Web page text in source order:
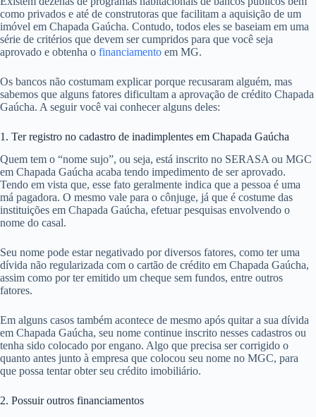
como privados e até de construtoras que facilitam a aquisição de um
imóvel em Chapada Gaúcha. Contudo, todos eles se baseiam em uma
série de critérios que devem ser cumpridos para que você seja
aprovado e obtenha o financiamento em MG.
Os bancos não costumam explicar porque recusaram alguém, mas
sabemos que alguns fatores dificultam a aprovação de crédito Chapada
Gaúcha. A seguir você vai conhecer alguns deles:
1. Ter registro no cadastro de inadimplentes em Chapada Gaúcha
Quem tem o “nome sujo”, ou seja, está inscrito no SERASA ou MGC
em Chapada Gaúcha acaba tendo impedimento de ser aprovado.
Tendo em vista que, esse fato geralmente indica que a pessoa é uma
má pagadora. O mesmo vale para o cônjuge, já que é costume das
instituições em Chapada Gaúcha, efetuar pesquisas envolvendo o
nome do casal.
Seu nome pode estar negativado por diversos fatores, como ter uma
dívida não regularizada com o cartão de crédito em Chapada Gaúcha,
assim como por ter emitido um cheque sem fundos, entre outros
fatores.
Em alguns casos também acontece de mesmo após quitar a sua dívida
em Chapada Gaúcha, seu nome continue inscrito nesses cadastros ou
tenha sido colocado por engano. Algo que precisa ser corrigido o
quanto antes junto à empresa que colocou seu nome no MGC, para
que possa tentar obter seu crédito imobiliário.
2. Possuir outros financiamentos